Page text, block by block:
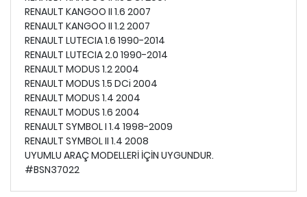
RENAULT KANGOO II 1.6 2007
RENAULT KANGOO II 1.2 2007
RENAULT LUTECIA 1.6 1990-2014
RENAULT LUTECIA 2.0 1990-2014
RENAULT MODUS 1.2 2004
RENAULT MODUS 1.5 DCi 2004
RENAULT MODUS 1.4 2004
RENAULT MODUS 1.6 2004
RENAULT SYMBOL I 1.4 1998-2009
RENAULT SYMBOL II 1.4 2008
UYUMLU ARAÇ MODELLERİ İÇİN UYGUNDUR.
#BSN37022